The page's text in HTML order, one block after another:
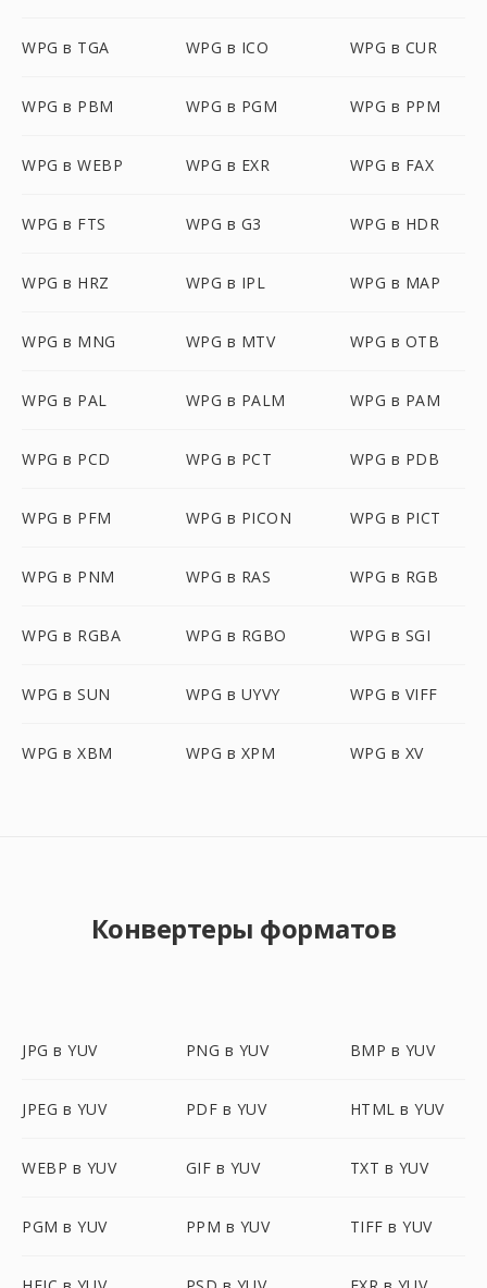
WPG в TGA WPG в ICO WPG в CUR
WPG в PBM WPG в PGM WPG в PPM
WPG в WEBP WPG в EXR WPG в FAX
WPG в FTS WPG в G3 WPG в HDR
WPG в HRZ WPG в IPL WPG в MAP
WPG в MNG WPG в MTV WPG в OTB
WPG в PAL WPG в PALM WPG в PAM
WPG в PCD WPG в PCT WPG в PDB
WPG в PFM WPG в PICON WPG в PICT
WPG в PNM WPG в RAS WPG в RGB
WPG в RGBA WPG в RGBO WPG в SGI
WPG в SUN WPG в UYVY WPG в VIFF
WPG в XBM WPG в XPM WPG в XV
Конвертеры форматов
JPG в YUV PNG в YUV BMP в YUV
JPEG в YUV PDF в YUV HTML в YUV
WEBP в YUV GIF в YUV TXT в YUV
PGM в YUV PPM в YUV TIFF в YUV